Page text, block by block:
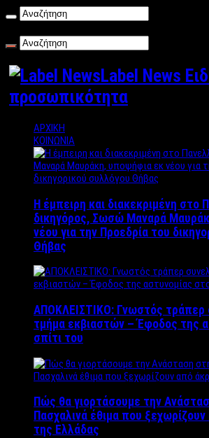
Label News
προσωπικότητα
ΑΡΧΙΚΗ
ΚΟΙΝΩΝΙΑ
Η έμπειρη και διακεκριμένη στο
δικηγόρος, Σωσώ Μαναρά
νέου για την Προεδρία του
Θήβας
ΑΠΟΚΛΕΙΣΤΙΚΟ: Γνωστός
τμήμα εκβιαστών – Έφοδος της
σπίτι του
Πώς θα γιορτάσουμε την
Πασχαλινά έθιμα που
της Ελλάδας